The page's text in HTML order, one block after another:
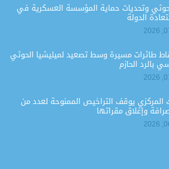
وتحديات حماية المؤسسة العسكرية في
الدولة
طائرات مسيرة وسط تصعيد لميليشيا الحوثي
بالرد الحازم
المركزي يوقف التراخيص الممنوحة لعدد من
وإغلاق مقراتها